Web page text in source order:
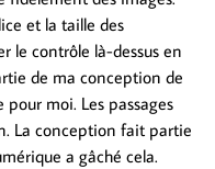
et la taille des
le contrôle là-dessus en
de ma conception de
moi. Les passages
La conception fait partie
a gâché cela.